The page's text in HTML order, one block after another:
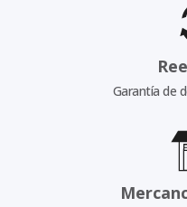
Garantía de